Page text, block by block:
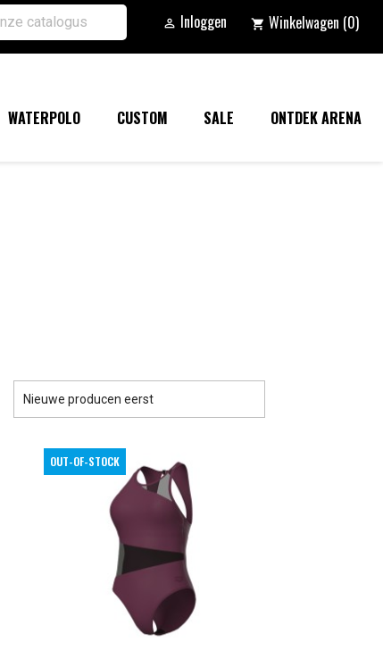
 Inloggen shopping_cart Winkelwagen (0)
WATERPOLO CUSTOM SALE ONTDEK ARENA
Nieuwe producen eerst
OUT-OF-STOCK